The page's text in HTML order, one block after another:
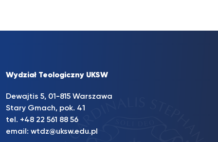
Wydział Teologiczny UKSW
Dewajtis 5, 01-815 Warszawa
Stary Gmach, pok. 41
tel. +48 22 561 88 56
email: wtdz@uksw.edu.pl